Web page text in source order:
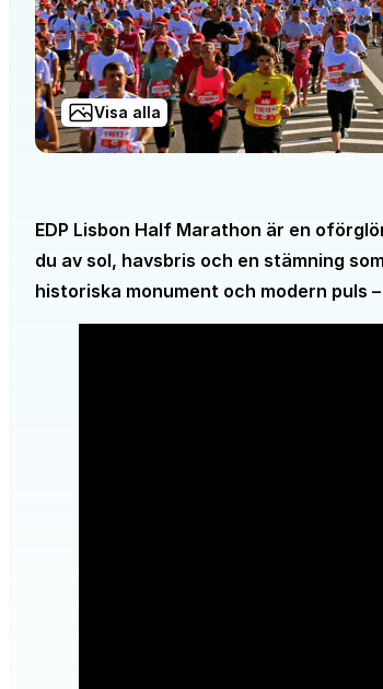
Visa alla
EDP Lisbon Half Marathon är en
du av sol, havsbris och en stämning
historiska monument och modern puls